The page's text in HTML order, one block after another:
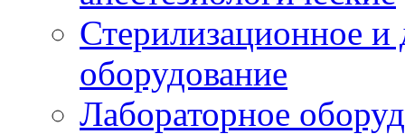
Стерилизационное
оборудование
Лабораторное